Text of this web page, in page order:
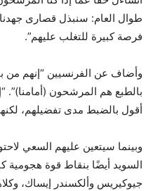
طوال العام: سنبذل قصارى جهدنا،
فرصة كبيرة للتغلب عليهم”.
وأضاف عن الفرنسيين “إنهم من
بالطبع هم المرشحون
أقول بالضبط مدى تفضيلهم،
وبينما سيتعين عليهم السعي
السويد أيضًا بنقاط قوة هجومية
جيوكيريس وألكسندر إيساك،